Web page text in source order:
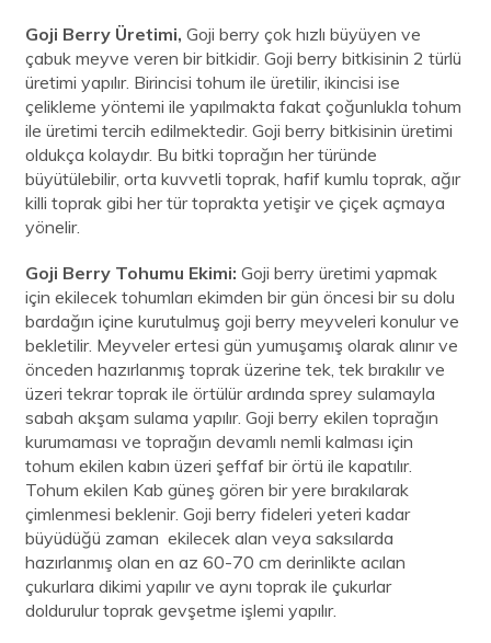
Goji Berry Üretimi, Goji berry çok hızlı büyüyen ve
çabuk meyve veren bir bitkidir. Goji berry bitkisinin 2 türlü
üretimi yapılır. Birincisi tohum ile üretilir, ikincisi ise
çelikleme yöntemi ile yapılmakta fakat çoğunlukla tohum
ile üretimi tercih edilmektedir. Goji berry bitkisinin üretimi
oldukça kolaydır. Bu bitki toprağın her türünde
büyütülebilir, orta kuvvetli toprak, hafif kumlu toprak, ağır
killi toprak gibi her tür toprakta yetişir ve çiçek açmaya
yönelir.
Goji Berry Tohumu Ekimi: Goji berry üretimi yapmak
için ekilecek tohumları ekimden bir gün öncesi bir su dolu
bardağın içine kurutulmuş goji berry meyveleri konulur ve
bekletilir. Meyveler ertesi gün yumuşamış olarak alınır ve
önceden hazırlanmış toprak üzerine tek, tek bırakılır ve
üzeri tekrar toprak ile örtülür ardında sprey sulamayla
sabah akşam sulama yapılır. Goji berry ekilen toprağın
kurumaması ve toprağın devamlı nemli kalması için
tohum ekilen kabın üzeri şeffaf bir örtü ile kapatılır.
Tohum ekilen Kab güneş gören bir yere bırakılarak
çimlenmesi beklenir. Goji berry fideleri yeteri kadar
büyüdüğü zaman ekilecek alan veya saksılarda
hazırlanmış olan en az 60-70 cm derinlikte acılan
çukurlara dikimi yapılır ve aynı toprak ile çukurlar
doldurulur toprak gevşetme işlemi yapılır.